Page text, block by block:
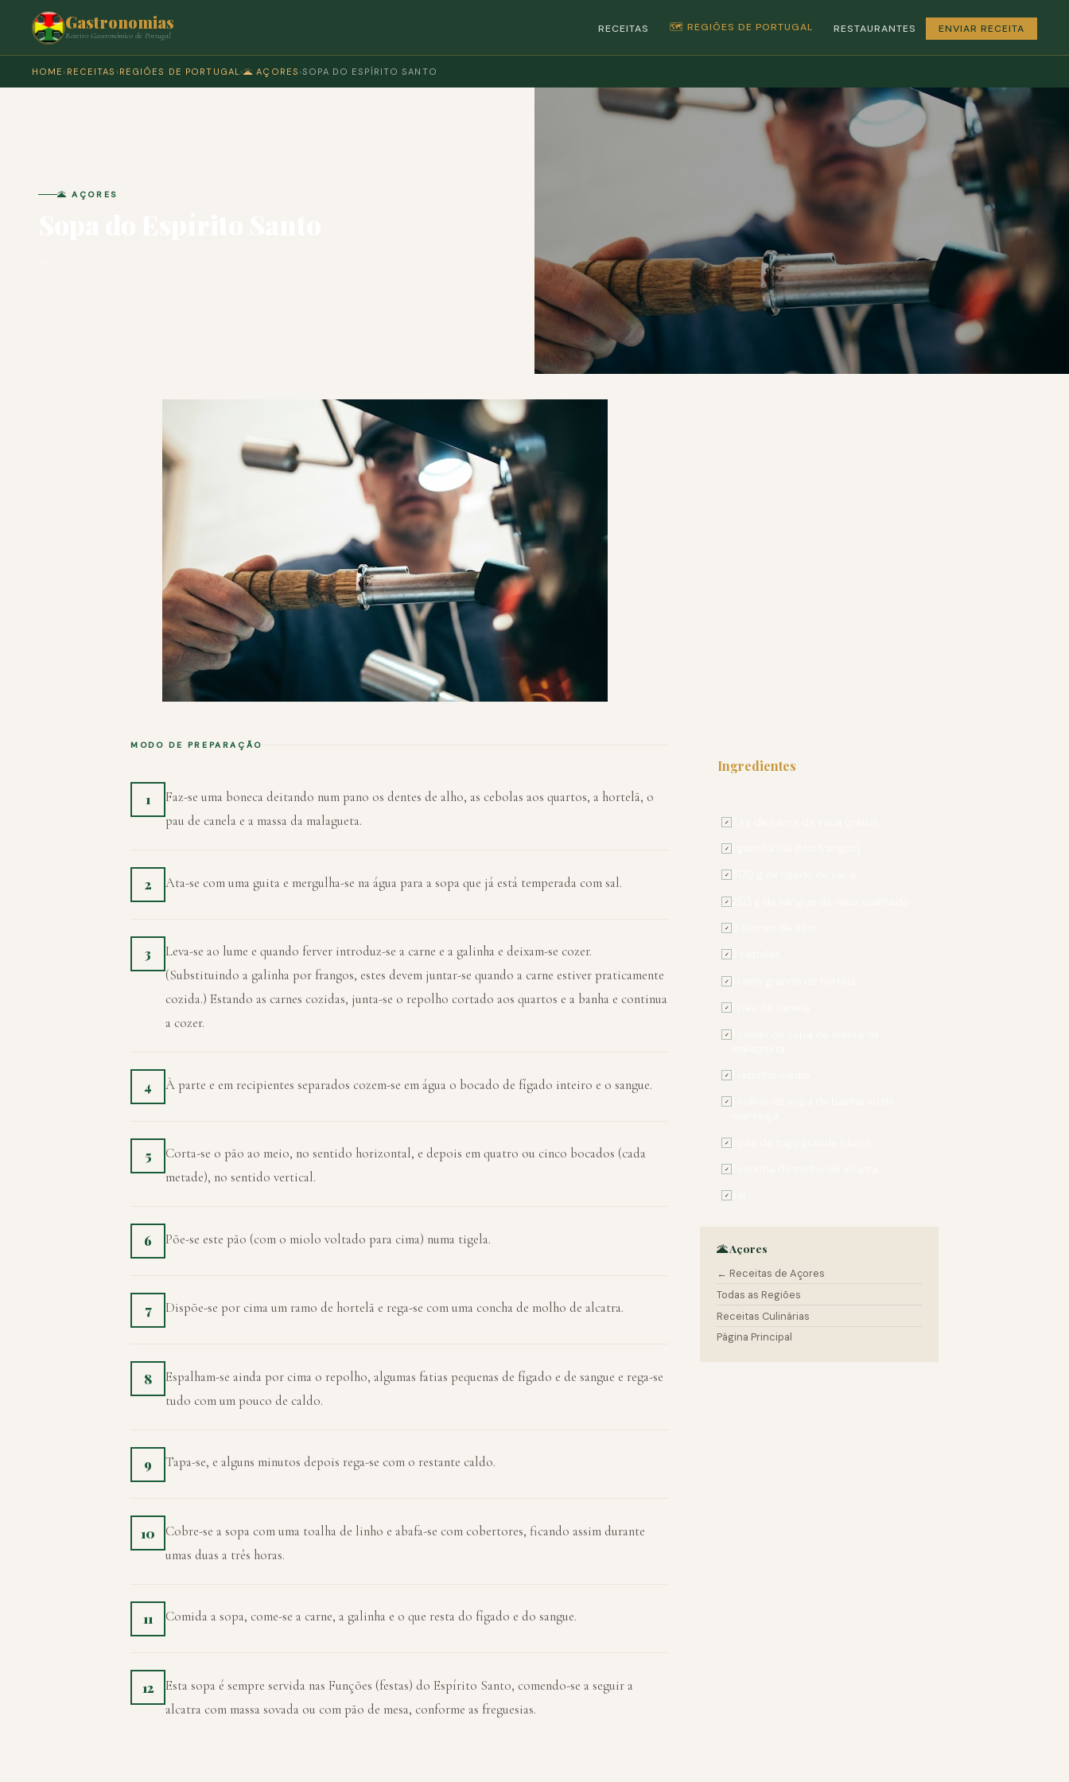
Gastronomias
Roteiro Gastronómico de Portugal
RECEITAS 🗺️ REGIÕES DE PORTUGAL RESTAURANTES ENVIAR RECEITA
HOME › RECEITAS › REGIÕES DE PORTUGAL ›🌋 AÇORES ›SOPA DO ESPÍRITO SANTO
🌋 AÇORES
MODO DE PREPARAÇÃO
1
Faz-se uma boneca deitando num pano os dentes de alho, as cebolas aos quartos, a hortelã, o
pau de canela e a massa da malagueta.
2 Ata-se com uma guita e mergulha-se na água para a sopa que já está temperada com sal.
3
Leva-se ao lume e quando ferver introduz-se a carne e a galinha e deixam-se cozer.
(Substituindo a galinha por frangos, estes devem juntar-se quando a carne estiver praticamente
cozida.) Estando as carnes cozidas, junta-se o repolho cortado aos quartos e a banha e continua
a cozer.
4 À parte e em recipientes separados cozem-se em água o bocado de fígado inteiro e o sangue.
5
Corta-se o pão ao meio, no sentido horizontal, e depois em quatro ou cinco bocados (cada
metade), no sentido vertical.
6 Põe-se este pão (com o miolo voltado para cima) numa tigela.
7 Dispõe-se por cima um ramo de hortelã e rega-se com uma concha de molho de alcatra.
8
Espalham-se ainda por cima o repolho, algumas fatias pequenas de fígado e de sangue e rega-se
tudo com um pouco de caldo.
9 Tapa-se, e alguns minutos depois rega-se com o restante caldo.
10
Cobre-se a sopa com uma toalha de linho e abafa-se com cobertores, ficando assim durante
umas duas a três horas.
11 Comida a sopa, come-se a carne, a galinha e o que resta do fígado e do sangue.
12
Esta sopa é sempre servida nas Funções (festas) do Espírito Santo, comendo-se a seguir a
alcatra com massa sovada ou com pão de mesa, conforme as freguesias.
Ingredientes
✓
✓
✓
✓
✓
✓
✓
✓
✓
✓
✓
✓
✓
✓
🌋 Açores
← Receitas de Açores
Todas as Regiões
Receitas Culinárias
Página Principal